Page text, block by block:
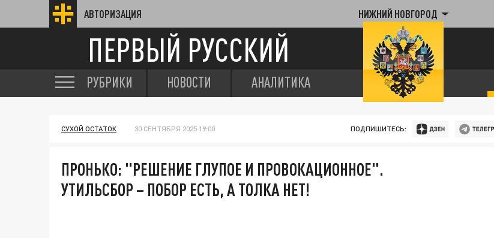
АВТОРИЗАЦИЯ НИЖНИЙ НОВГОРОД
ПЕРВЫЙ РУССКИЙ
РУБРИКИ НОВОСТИ АНАЛИТИКА
СУХОЙ ОСТАТОК 30 СЕНТЯБРЯ 2025 19:00 ПОДПИШИТЕСЬ:
ПРОНЬКО: "РЕШЕНИЕ ГЛУПОЕ И ПРОВОКАЦИОННОЕ".
УТИЛЬСБОР – ПОБОР ЕСТЬ, А ТОЛКА НЕТ!